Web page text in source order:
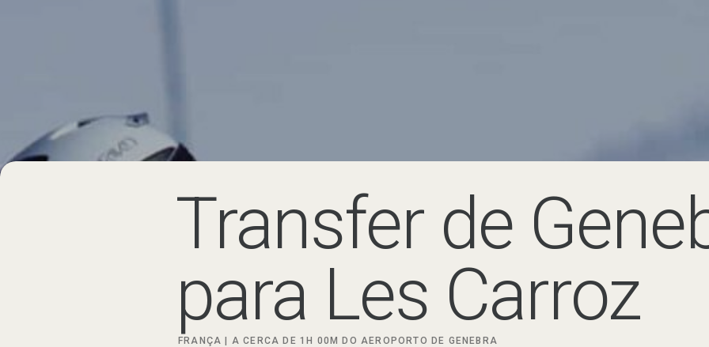
Transfer de
para Les Carroz
FRANÇA | ACERCA DE 1H 00M DO AEROPORTO DE GENEBRA